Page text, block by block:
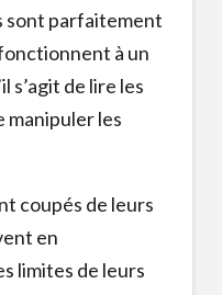
sont parfaitement
à un
s’agit de lire les
manipuler les
coupés de leurs
en
limites de leurs